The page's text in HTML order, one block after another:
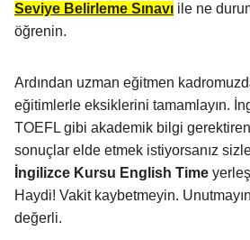
Seviye Belirleme Sınavı ile ne
öğrenin.
Ardından uzman eğitmen
eğitimlerle eksiklerini tamamlayın.
TOEFL gibi akademik bilgi gerektiren
sonuçlar elde etmek istiyorsanız
İngilizce Kursu English Time
Haydi! Vakit kaybetmeyin.
değerli.